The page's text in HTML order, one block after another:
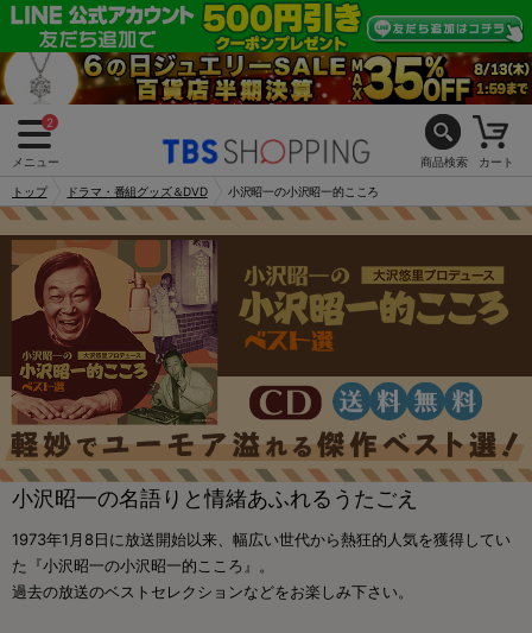
2
メニュー 商品検索 カート
トップ ドラマ・番組グッズ＆DVD 小沢昭一の小沢昭一的こころ
小沢昭一の名語りと情緒あふれるうたごえ
1973年1月8日に放送開始以来、幅広い世代から熱狂的人気を獲得してい
た『小沢昭一の小沢昭一的こころ』。
過去の放送のベストセレクションなどをお楽しみ下さい。